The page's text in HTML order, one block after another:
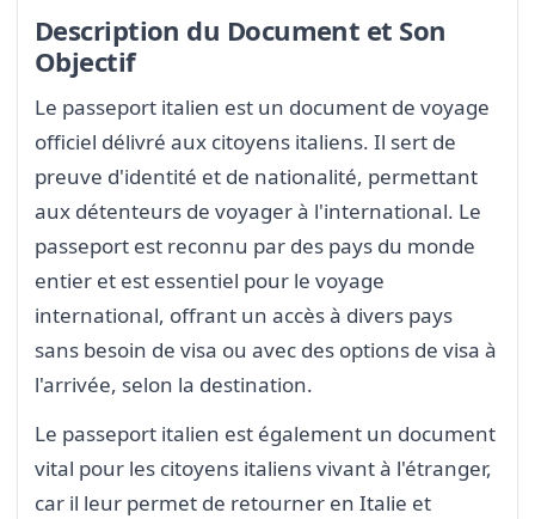
Description du Document et Son
Objectif
Le passeport italien est un document de voyage
officiel délivré aux citoyens italiens. Il sert de
preuve d'identité et de nationalité, permettant
aux détenteurs de voyager à l'international. Le
passeport est reconnu par des pays du monde
entier et est essentiel pour le voyage
international, offrant un accès à divers pays
sans besoin de visa ou avec des options de visa à
l'arrivée, selon la destination.
Le passeport italien est également un document
vital pour les citoyens italiens vivant à l'étranger,
car il leur permet de retourner en Italie et